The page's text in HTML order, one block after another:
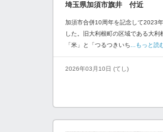
埼玉県加須市旗井 付近
加須市合併10周年を記念して2023
した。旧大利根町の区域である大利
「米」と「つるつきいち ...もっと読
2026年03月10日 (てし)